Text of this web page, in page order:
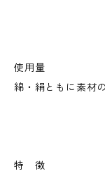
使用量
綿・絹ともに素材
特 徴